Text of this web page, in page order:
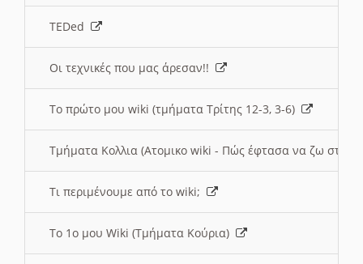
TEDed
Οι τεχνικές που μας άρεσαν!!
Το πρώτο μου wiki (τμήματα Τρίτης 12-3, 3-6)
Τμήματα Κολλια (Ατομικο wiki - Πώς έφτασα να ζω στην
Τι περιμένουμε από το wiki;
Το 1ο μου Wiki (Τμήματα Κούρια)